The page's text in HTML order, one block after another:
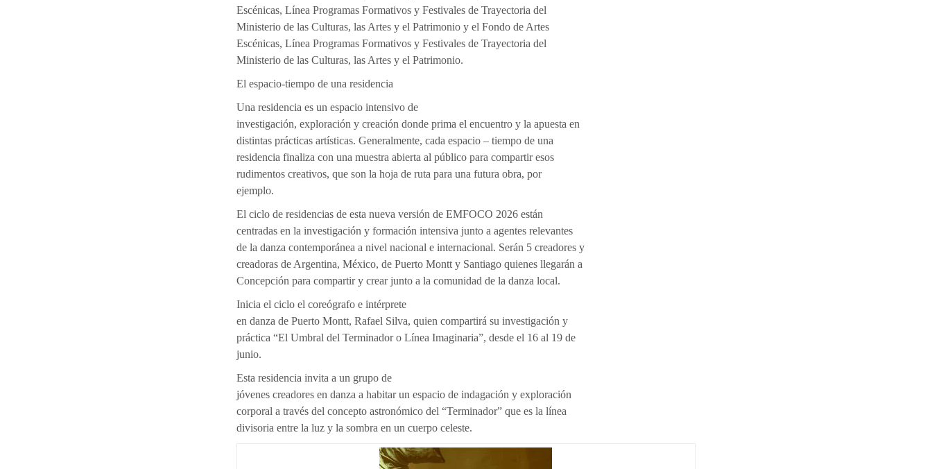
Escénicas, Línea Programas Formativos y Festivales de Trayectoria del
Ministerio de las Culturas, las Artes y el Patrimonio y el Fondo de Artes
Escénicas, Línea Programas Formativos y Festivales de Trayectoria del
Ministerio de las Culturas, las Artes y el Patrimonio.
El espacio-tiempo de una residencia
Una residencia es un espacio intensivo de
investigación, exploración y creación donde prima el encuentro y la apuesta en
distintas prácticas artísticas. Generalmente, cada espacio – tiempo de una
residencia finaliza con una muestra abierta al público para compartir esos
rudimentos creativos, que son la hoja de ruta para una futura obra, por
ejemplo.
El ciclo de residencias de esta nueva versión de EMFOCO 2026 están
centradas en la investigación y formación intensiva junto a agentes relevantes
de la danza contemporánea a nivel nacional e internacional. Serán 5 creadores y
creadoras de Argentina, México, de Puerto Montt y Santiago quienes llegarán a
Concepción para compartir y crear junto a la comunidad de la danza local.
Inicia el ciclo el coreógrafo e intérprete
en danza de Puerto Montt, Rafael Silva, quien compartirá su investigación y
práctica “El Umbral del Terminador o Línea Imaginaria”, desde el 16 al 19 de
junio.
Esta residencia invita a un grupo de
jóvenes creadores en danza a habitar un espacio de indagación y exploración
corporal a través del concepto astronómico del “Terminador” que es la línea
divisoria entre la luz y la sombra en un cuerpo celeste.